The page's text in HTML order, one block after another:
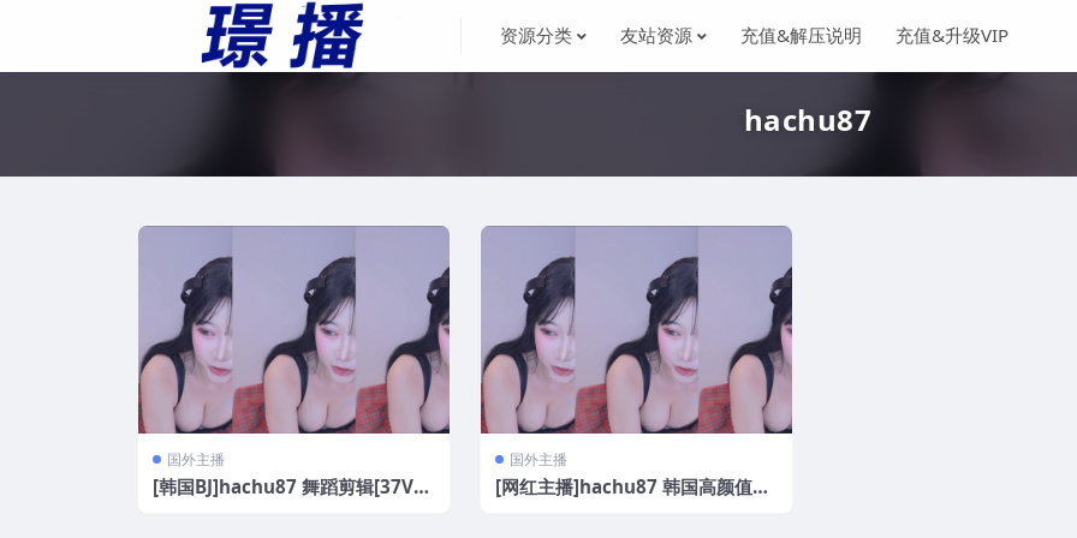
资源分类 友站资源 充值&解压说明 充值&升级VIP
hachu87
国外主播
[韩国BJ]hachu87 舞蹈剪辑[37V/
国外主播
[网红主播]hachu87 韩国高颜值主